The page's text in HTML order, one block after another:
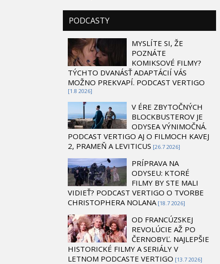
PODCASTY
MYSLÍTE SI, ŽE
POZNÁTE
KOMIKSOVÉ FILMY?
TÝCHTO DVANÁSŤ ADAPTÁCIÍ VÁS
MOŽNO PREKVAPÍ. PODCAST VERTIGO
[1.8 2026]
V ÉRE ZBYTOČNÝCH
BLOCKBUSTEROV JE
ODYSEA VÝNIMOČNÁ.
PODCAST VERTIGO AJ O FILMOCH KAVEJ
2, PRAMEŇ A LEVITICUS [26.7 2026]
PRÍPRAVA NA
ODYSEU: KTORÉ
FILMY BY STE MALI
VIDIEŤ? PODCAST VERTIGO O TVORBE
CHRISTOPHERA NOLANA [18.7 2026]
OD FRANCÚZSKEJ
REVOLÚCIE AŽ PO
ČERNOBYĽ. NAJLEPŠIE
HISTORICKÉ FILMY A SERIÁLY V
LETNOM PODCASTE VERTIGO [13.7 2026]